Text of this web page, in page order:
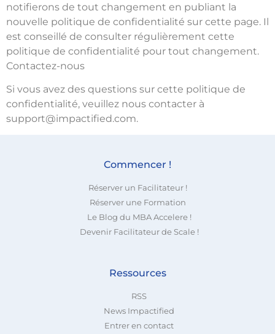
notifierons de tout changement en publiant la
nouvelle politique de confidentialité sur cette page. Il
est conseillé de consulter régulièrement cette
politique de confidentialité pour tout changement.
Contactez-nous
Si vous avez des questions sur cette politique de
confidentialité, veuillez nous contacter à
support@impactified.com.
Commencer !
Réserver un Facilitateur !
Réserver une Formation
Le Blog du MBA Accelere !
Devenir Facilitateur de Scale !
Ressources
RSS
News Impactified
Entrer en contact